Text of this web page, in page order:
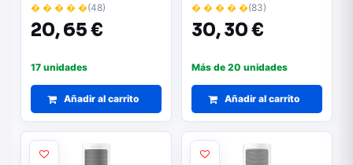
� � � � �(48)
20,65 €
17 unidades
Añadir al carrito
� � � � �(83)
30,30 €
Más de 20 unidades
Añadir al carrito